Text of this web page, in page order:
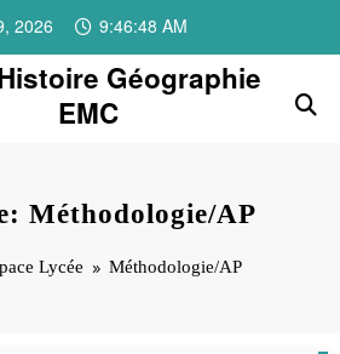
2026 9:46:49 AM
Géographie
EMC
Méthodologie/AP
Lycée Méthodologie/AP